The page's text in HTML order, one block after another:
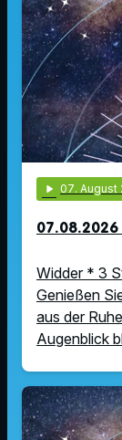
play_arrow 07. August
Widder * 3
Genießen
aus der
Augenblick